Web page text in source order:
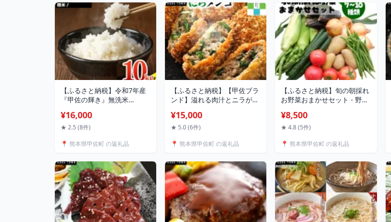
すめ 熊本県 甲佐町【価格改
【価格改定XX】
【ふるさと納税】令和7年産
『甲佐の輝き』無洗米
択可！】／出荷日に合わせて
精米 - 国産 白米 無洗米 お米
り 厳選 マイスター 生活応援
格改定XL】
¥16,000
★ 2.5 (8件)
📍 熊本県甲佐町 の返礼品
【ふるさと納税】【甲佐ブラ
ンド】溢れる肉汁とニラがベ
【こうさんもん認定商品】 -
にらメンコ こうさんもん メ
ンド 甲佐町特産 国産豚 黒毛
かず おつまみ 冷凍 熊本県 甲
佐町
¥15,000
★ 5.0 (6件)
📍 熊本県甲佐町 の返礼品
【ふるさと納税】旬の朝採れ
お野菜おまかせセット - 野菜
フレッシュ 旬の野菜 朝採れ
国産 熊本県産 お任せ 何が入
前後 おすすめ 熊本県 甲佐町
¥8,500
★ 4.8 (5件)
📍 熊本県甲佐町 の返礼品